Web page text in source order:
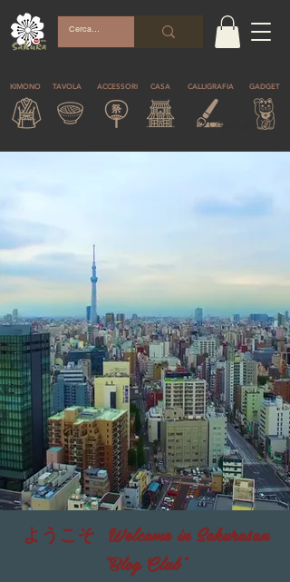
KIMONO TAVOLA ACCESSORI CASA CALLIGRAFIA GADGET
© Copyright
ようこそ Welcome in Sakurasan
"Blog Club"